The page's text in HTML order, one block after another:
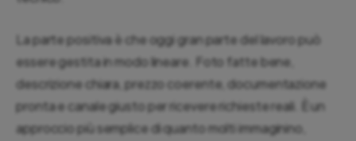
La parte positiva è che oggi gran parte del lavoro può
essere gestita in modo lineare. Foto fatte bene,
descrizione chiara, prezzo coerente, documentazione
pronta e canale giusto per ricevere richieste reali. È un
approccio più semplice di quanto molti immaginino,